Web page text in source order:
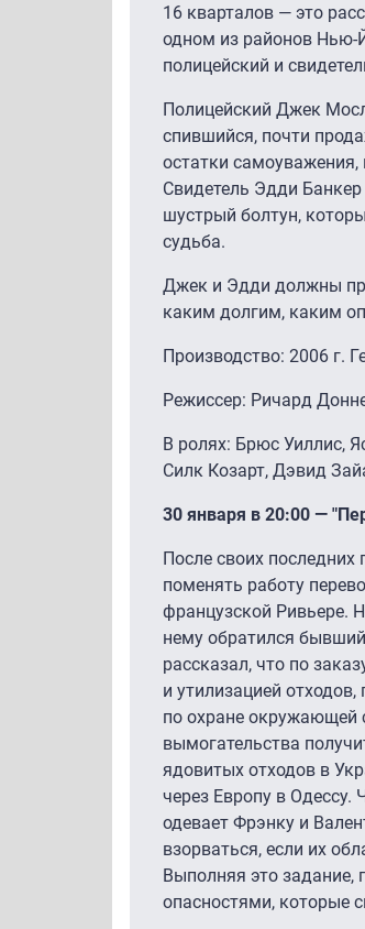
16 кварталов — это
одном из районов Нью-
полицейский и
Полицейский Джек
спившийся, почти
остатки самоуважения,
Свидетель Эдди
шустрый болтун,
судьба.
Джек и Эдди должны
каким долгим, каким
Производство: 2006 г.
Режиссер: Ричард
В ролях: Брюс Уиллис,
Силк Козарт, Дэвид
30 января в 20:00 —
После своих
поменять работу
французской Ривьере.
нему обратился
рассказал, что по
и утилизацией
по охране окружающей
вымогательства
ядовитых отходов в
через Европу в
одевает Фрэнку и
взорваться, если их
Выполняя это задание,
опасностями, которые